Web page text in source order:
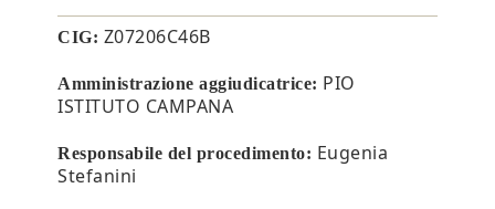
CIG: Z07206C46B
Amministrazione aggiudicatrice: PIO
ISTITUTO CAMPANA
Responsabile del procedimento: Eugenia
Stefanini